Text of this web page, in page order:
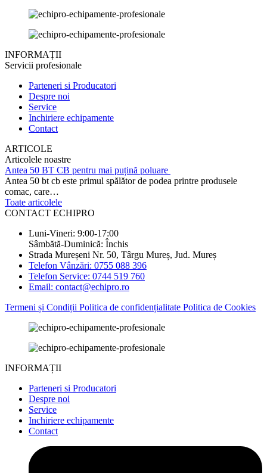
INFORMAȚII
Servicii profesionale
Parteneri si Producatori
Despre noi
Service
Inchiriere echipamente
Contact
ARTICOLE
Articolele noastre
Antea 50 BT CB pentru mai puțină poluare
Antea 50 bt cb este primul spălător de podea printre produsele
comac, care…
Toate articolele
CONTACT ECHIPRO
Luni-Vineri: 9:00-17:00
Sâmbătă-Duminică: Închis
Strada Mureșeni Nr. 50, Târgu Mureș, Jud. Mureș
Telefon Vânzări: 0755 088 396
Telefon Service: 0744 519 760
Email: contact@echipro.ro
Termeni și Condiții Politica de confidențialitate Politica de Cookies
INFORMAȚII
Parteneri si Producatori
Despre noi
Service
Inchiriere echipamente
Contact